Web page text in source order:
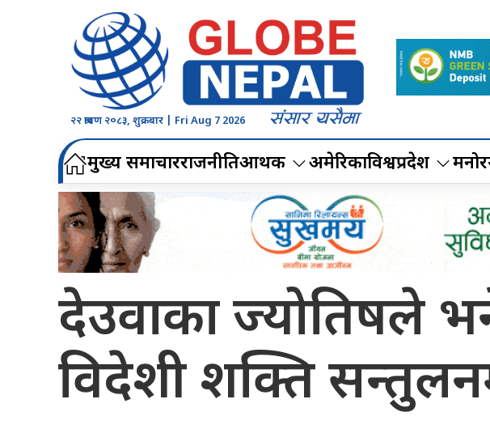
२२ श्रावण २०८३, शुक्रबार | Fri Aug 7 2026
मुख्य समाचारराजनीतिआर्थिक अमेरिकाविश्वप्रदेश
देउवाका ज्योतिषले
विदेशी शक्ति